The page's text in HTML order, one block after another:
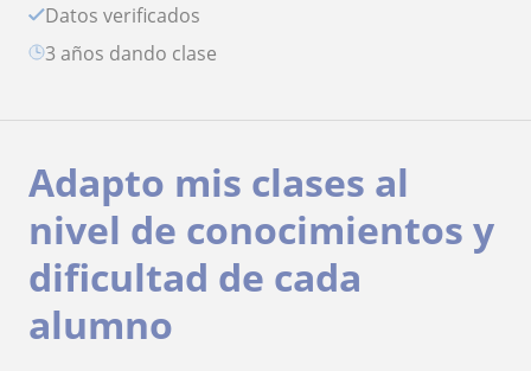
Datos verificados
3 años dando clase
Adapto mis clases al
nivel de conocimientos y
dificultad de cada
alumno